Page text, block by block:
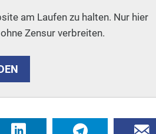
am Laufen zu halten. Nur hier
Zensur verbreiten.